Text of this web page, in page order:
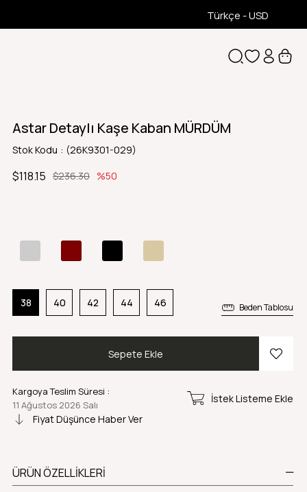
Türkçe - USD
Astar Detaylı Kaşe Kaban MÜRDÜM
Stok Kodu
(26K9301-029)
$236.30
$118.15 50
38 40 42 44 46 Beden Tablosu
Kargoya Teslim Süresi :
11 Ağustos 2026 Salı
İstek Listeme Ekle
Fiyat Düşünce Haber Ver
ÜRÜN ÖZELLIKLERI